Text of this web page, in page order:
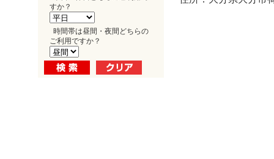
すか？
時間帯は昼間・夜間どちらの
ご利用ですか？